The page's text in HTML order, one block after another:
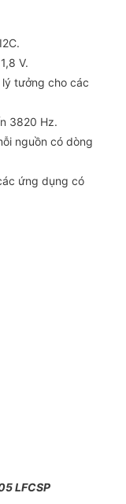
V.
tưởng cho các
3820 Hz.
nguồn có dòng
ứng dụng có
LFCSP